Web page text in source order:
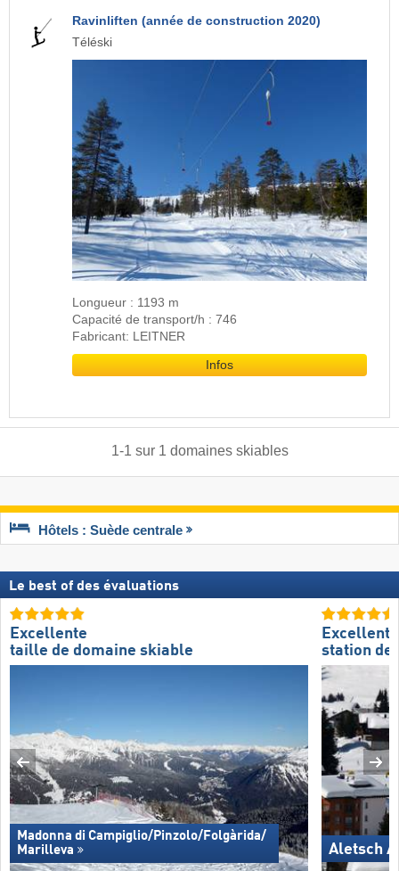
Ravinliften (année de construction 2020)
Téléski
Longueur : 1193 m
Capacité de transport/h : 746
Fabricant: LEITNER
Infos
1-1 sur 1 domaines skiables
Hôtels : Suède centrale
Le best of des évaluations
Excellente
taille de domaine skiable
Madonna di Campiglio/​Pinzolo/​Folgàrida/​
Marilleva
Excellente
station
Aletsch